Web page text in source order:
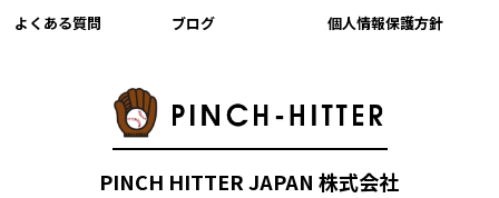
よくある質問
ブログ 個人情報保護方針
PINCH HITTER JAPAN 株式会社